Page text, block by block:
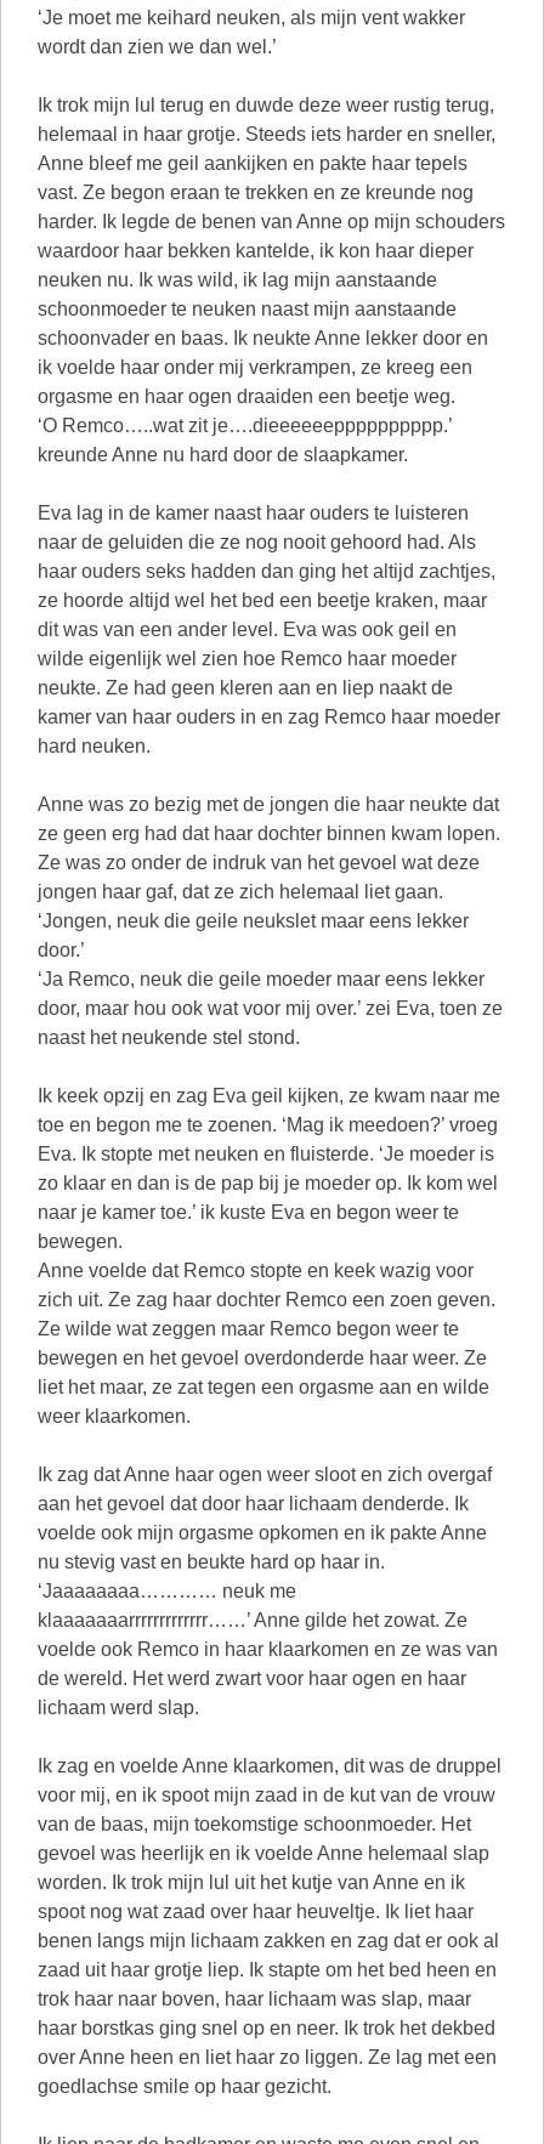
‘Je moet me keihard neuken, als mijn vent wakker
wordt dan zien we dan wel.’
Ik trok mijn lul terug en duwde deze weer rustig terug,
helemaal in haar grotje. Steeds iets harder en sneller,
Anne bleef me geil aankijken en pakte haar tepels
vast. Ze begon eraan te trekken en ze kreunde nog
harder. Ik legde de benen van Anne op mijn schouders
waardoor haar bekken kantelde, ik kon haar dieper
neuken nu. Ik was wild, ik lag mijn aanstaande
schoonmoeder te neuken naast mijn aanstaande
schoonvader en baas. Ik neukte Anne lekker door en
ik voelde haar onder mij verkrampen, ze kreeg een
orgasme en haar ogen draaiden een beetje weg.
‘O Remco…..wat zit je….dieeeeeepppppppppp.’
kreunde Anne nu hard door de slaapkamer.
Eva lag in de kamer naast haar ouders te luisteren
naar de geluiden die ze nog nooit gehoord had. Als
haar ouders seks hadden dan ging het altijd zachtjes,
ze hoorde altijd wel het bed een beetje kraken, maar
dit was van een ander level. Eva was ook geil en
wilde eigenlijk wel zien hoe Remco haar moeder
neukte. Ze had geen kleren aan en liep naakt de
kamer van haar ouders in en zag Remco haar moeder
hard neuken.
Anne was zo bezig met de jongen die haar neukte dat
ze geen erg had dat haar dochter binnen kwam lopen.
Ze was zo onder de indruk van het gevoel wat deze
jongen haar gaf, dat ze zich helemaal liet gaan.
‘Jongen, neuk die geile neukslet maar eens lekker
door.’
‘Ja Remco, neuk die geile moeder maar eens lekker
door, maar hou ook wat voor mij over.’ zei Eva, toen ze
naast het neukende stel stond.
Ik keek opzij en zag Eva geil kijken, ze kwam naar me
toe en begon me te zoenen. ‘Mag ik meedoen?’ vroeg
Eva. Ik stopte met neuken en fluisterde. ‘Je moeder is
zo klaar en dan is de pap bij je moeder op. Ik kom wel
naar je kamer toe.’ ik kuste Eva en begon weer te
bewegen.
Anne voelde dat Remco stopte en keek wazig voor
zich uit. Ze zag haar dochter Remco een zoen geven.
Ze wilde wat zeggen maar Remco begon weer te
bewegen en het gevoel overdonderde haar weer. Ze
liet het maar, ze zat tegen een orgasme aan en wilde
weer klaarkomen.
Ik zag dat Anne haar ogen weer sloot en zich overgaf
aan het gevoel dat door haar lichaam denderde. Ik
voelde ook mijn orgasme opkomen en ik pakte Anne
nu stevig vast en beukte hard op haar in.
‘Jaaaaaaaa………… neuk me
klaaaaaaarrrrrrrrrrrrr……’ Anne gilde het zowat. Ze
voelde ook Remco in haar klaarkomen en ze was van
de wereld. Het werd zwart voor haar ogen en haar
lichaam werd slap.
Ik zag en voelde Anne klaarkomen, dit was de druppel
voor mij, en ik spoot mijn zaad in de kut van de vrouw
van de baas, mijn toekomstige schoonmoeder. Het
gevoel was heerlijk en ik voelde Anne helemaal slap
worden. Ik trok mijn lul uit het kutje van Anne en ik
spoot nog wat zaad over haar heuveltje. Ik liet haar
benen langs mijn lichaam zakken en zag dat er ook al
zaad uit haar grotje liep. Ik stapte om het bed heen en
trok haar naar boven, haar lichaam was slap, maar
haar borstkas ging snel op en neer. Ik trok het dekbed
over Anne heen en liet haar zo liggen. Ze lag met een
goedlachse smile op haar gezicht.